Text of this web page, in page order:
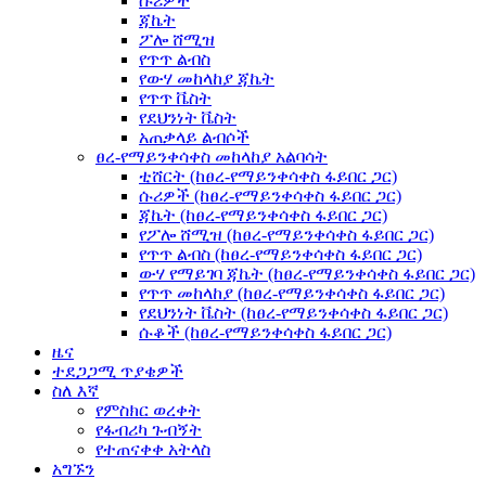
ጃኬት
ፖሎ ሸሚዝ
የጥጥ ልብስ
የውሃ መከላከያ ጃኬት
የጥጥ ቬስት
የደህንነት ቬስት
አጠቃላይ ልብሶች
ፀረ-የማይንቀሳቀስ መከላከያ አልባሳት
ቲሸርት (ከፀረ-የማይንቀሳቀስ ፋይበር ጋር)
ሱሪዎች (ከፀረ-የማይንቀሳቀስ ፋይበር ጋር)
ጃኬት (ከፀረ-የማይንቀሳቀስ ፋይበር ጋር)
የፖሎ ሸሚዝ (ከፀረ-የማይንቀሳቀስ ፋይበር ጋር)
የጥጥ ልብስ (ከፀረ-የማይንቀሳቀስ ፋይበር ጋር)
ውሃ የማይገባ ጃኬት (ከፀረ-የማይንቀሳቀስ ፋይበር ጋር)
የጥጥ መከላከያ (ከፀረ-የማይንቀሳቀስ ፋይበር ጋር)
የደህንነት ቬስት (ከፀረ-የማይንቀሳቀስ ፋይበር ጋር)
ሱቆች (ከፀረ-የማይንቀሳቀስ ፋይበር ጋር)
ዜና
ተደጋጋሚ ጥያቄዎች
ስለ እኛ
የምስክር ወረቀት
የፋብሪካ ጉብኝት
የተጠናቀቀ አትላስ
አግኙን